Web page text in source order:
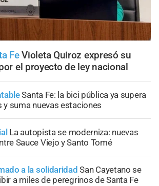
Fe Violeta Quiroz expresó su
el proyecto de ley nacional
Santa Fe: la bici pública ya supera
y suma nuevas estaciones
La autopista se moderniza: nuevas
Sauce Viejo y Santo Tomé
a la solidaridad San Cayetano se
a miles de peregrinos de Santa Fe